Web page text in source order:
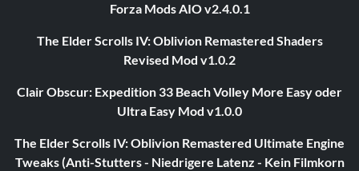
Forza Mods AIO v2.4.0.1
The Elder Scrolls IV: Oblivion Remastered Shaders
Revised Mod v1.0.2
Clair Obscur: Expedition 33 Beach Volley More Easy oder
Ultra Easy Mod v1.0.0
The Elder Scrolls IV: Oblivion Remastered Ultimate Engine
Tweaks (Anti-Stutters - Niedrigere Latenz - Kein Filmkorn